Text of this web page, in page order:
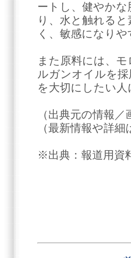
ートし、健やか
り、水と触れる
く、敏感になり
また原料には、
ルガンオイルを
を大切にしたい
（出典元の情報
（最新情報や詳
※出典：報道用資